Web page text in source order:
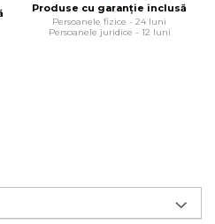
Produse cu garanție inclusă
Persoanele fizice - 24 luni
Persoanele juridice - 12 luni